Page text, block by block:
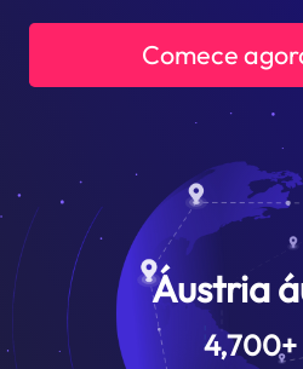
Comece
Áustria
4,700+